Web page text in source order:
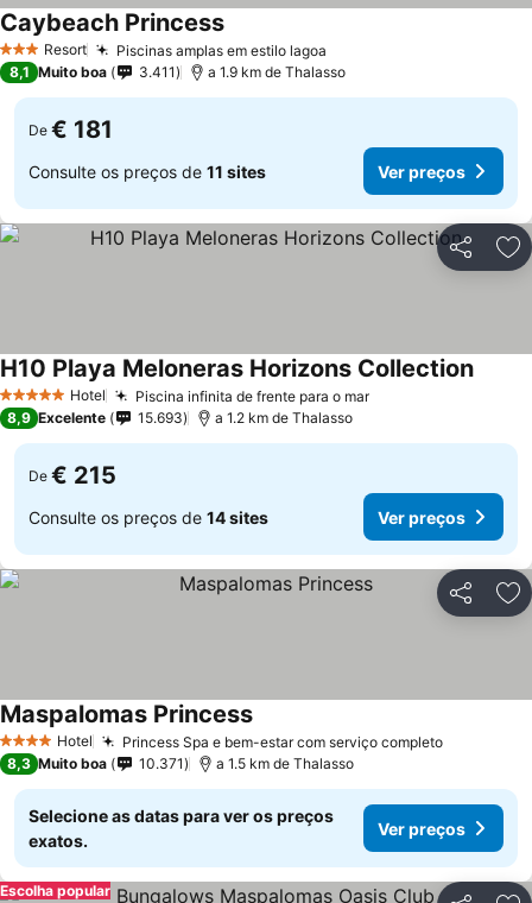
3 EstrelasResort Piscinas amplas em estilo lagoa
Caybeach Princess
8,1 Muito boa 3.411 a 1.9 km de Thalasso
De € 181
Consulte os preços de 11 sites Ver preços
Partilhar
5 Estrelas Hotel Piscina infinita de frente para o mar
H10 Playa Meloneras Horizons Collection
8,9 Excelente 15.693 a 1.2 km de Thalasso
De € 215
Consulte os preços de 14 sites Ver preços
Partilhar
4 EstrelasHotel Princess Spa e bem-estar com serviço completo
Maspalomas Princess
8,3 Muito boa 10.371 a 1.5 km de Thalasso
Selecione as datas para ver os preços
exatos.
Ver preços
Escolha popular